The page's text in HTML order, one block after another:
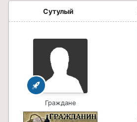
Сутулый
Граждане